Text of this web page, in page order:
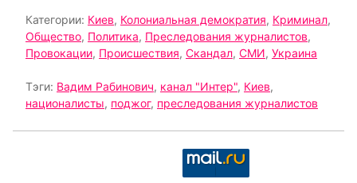
Категории: Киев, Колониальная демократия, Криминал,
Общество, Политика, Преследования журналистов,
Провокации, Происшествия, Скандал, СМИ, Украина
Тэги: Вадим Рабинович, канал "Интер", Киев,
националисты, поджог, преследования журналистов